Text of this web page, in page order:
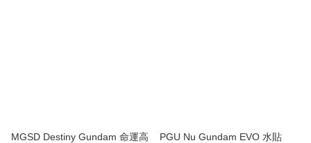
MGSD Destiny Gundam 命運高
PGU Nu Gundam EVO 水貼